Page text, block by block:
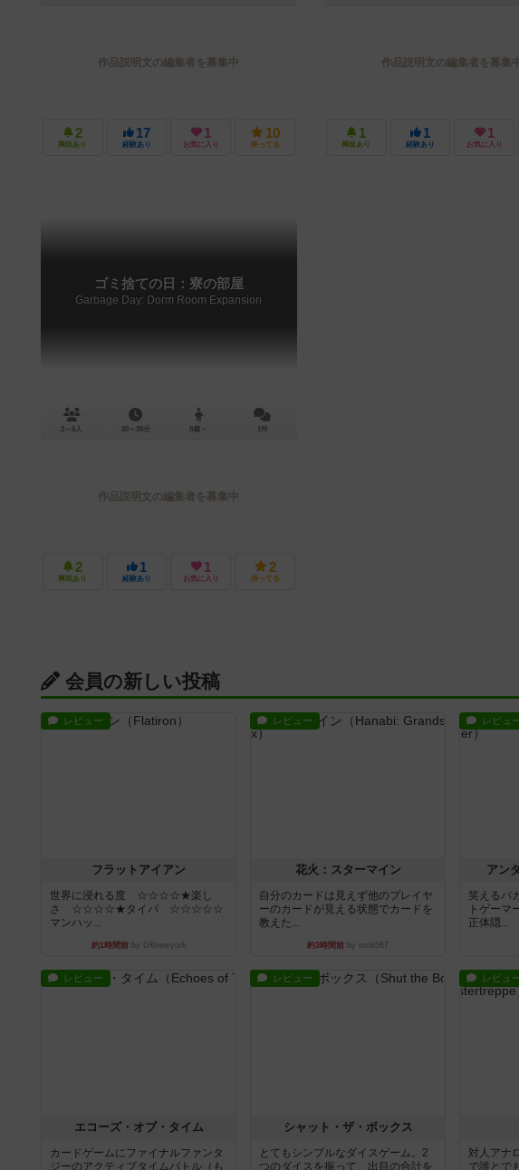
作品説明文の編集者を募集中
2
興味あり
17
経験あり
1
お気に入り
10
持ってる
作品説明文の編集者を募集
1
興味あり
1
経験あり
1
お気に入り
ゴミ捨ての日：寮の部屋
Garbage Day: Dorm Room Expansion
2～6人 20～30分 8歳～ 1件
作品説明文の編集者を募集中
2
興味あり
1
経験あり
1
お気に入り
2
持ってる
会員の新しい投稿
レビュー
フラットアイアン
世界に浸れる度 ☆☆☆☆★楽し
さ ☆☆☆☆★タイパ ☆☆☆☆☆
マンハッ...
約1時間前by DKnewyork
レビュー
花火：スターマイン
自分のカードは見えず他のプレイヤ
ーのカードが見える状態でカードを
教えた...
約3時間前 by mob567
レビュ
アン
笑えるバ
トゲーマ
正体隠...
レビュー
エコーズ・オブ・タイム
カードゲームにファイナルファンタ
ジーのアクティブタイムバトル（も
レビュー
シャット・ザ・ボックス
とてもシンプルなダイスゲーム。2
つのダイスを振って、出目の合計を
レビュ
対人アナ
で誰とで